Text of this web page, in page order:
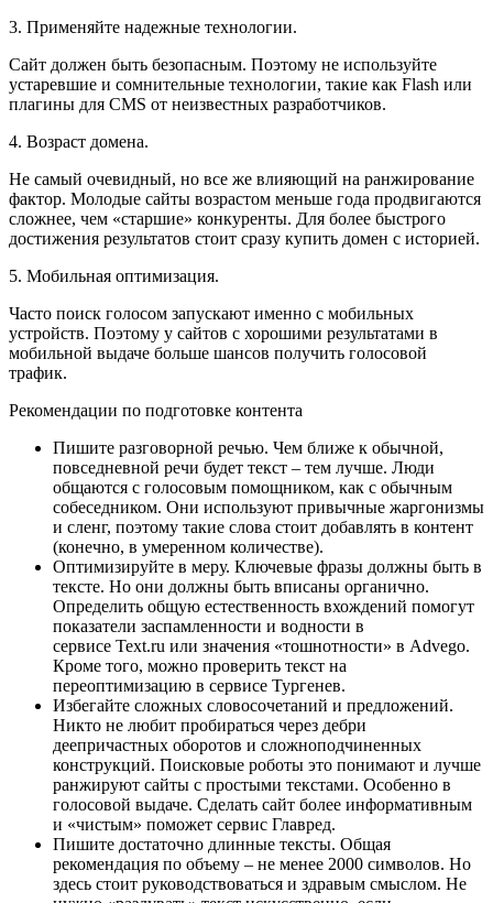
3. Применяйте надежные технологии.
Сайт должен быть безопасным. Поэтому не используйте
устаревшие и сомнительные технологии, такие как Flash или
плагины для CMS от неизвестных разработчиков.
4. Возраст домена.
Не самый очевидный, но все же влияющий на ранжирование
фактор. Молодые сайты возрастом меньше года продвигаются
сложнее, чем «старшие» конкуренты. Для более быстрого
достижения результатов стоит сразу купить домен с историей.
5. Мобильная оптимизация.
Часто поиск голосом запускают именно с мобильных
устройств. Поэтому у сайтов с хорошими результатами в
мобильной выдаче больше шансов получить голосовой
трафик.
Рекомендации по подготовке контента
Пишите разговорной речью. Чем ближе к обычной,
повседневной речи будет текст – тем лучше. Люди
общаются с голосовым помощником, как с обычным
собеседником. Они используют привычные жаргонизмы
и сленг, поэтому такие слова стоит добавлять в контент
(конечно, в умеренном количестве).
Оптимизируйте в меру. Ключевые фразы должны быть в
тексте. Но они должны быть вписаны органично.
Определить общую естественность вхождений помогут
показатели заспамленности и водности в
сервисе Text.ru или значения «тошнотности» в Advego.
Кроме того, можно проверить текст на
переоптимизацию в сервисе Тургенев.
Избегайте сложных словосочетаний и предложений.
Никто не любит пробираться через дебри
деепричастных оборотов и сложноподчиненных
конструкций. Поисковые роботы это понимают и лучше
ранжируют сайты с простыми текстами. Особенно в
голосовой выдаче. Сделать сайт более информативным
и «чистым» поможет сервис Главред.
Пишите достаточно длинные тексты. Общая
рекомендация по объему – не менее 2000 символов. Но
здесь стоит руководствоваться и здравым смыслом. Не